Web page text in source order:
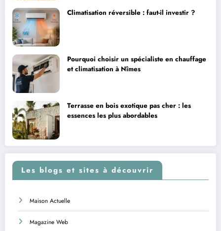
Climatisation réversible : faut-il investir ?
Pourquoi choisir un spécialiste en chauffage
et climatisation à Nîmes
Terrasse en bois exotique pas cher : les
essences les plus abordables
Les blogs et sites à découvrir
Maison Actuelle
Magazine Web